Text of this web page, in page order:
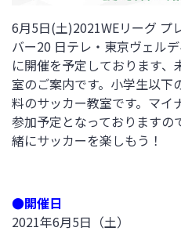
6月5日(土)2021WEリーグ プ
バー20 日テレ・東京ヴェル
に開催を予定しております
室のご案内です。小学生以
料のサッカー教室です。マイ
参加予定となっておりますの
緒にサッカーを楽しもう！
●開催日
2021年6月5日（土）